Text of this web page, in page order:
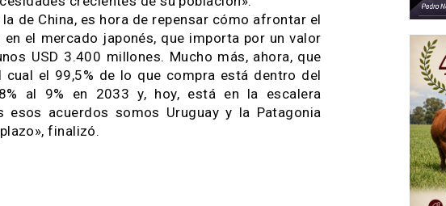
permiten hacer demasiados negocios por fuera de
en marzo y abril, la actividad siga reducida y muy
convencidos de que la situación se normalizará pero
es la más grande de la historia, ya impactó en otros
oportunidades para la carne vacuna uruguaya siguen
luego en los Estados Unidos y bastante más lejos
a China, sino que hay que estar atentos a Japón y